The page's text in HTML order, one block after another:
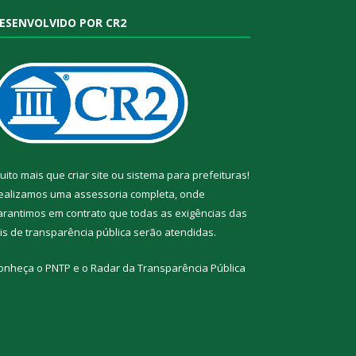
POR CR2
mais que criar site ou sistema para prefeituras!
uma assessoria completa, onde
em contrato que todas as exigências das
de transparência pública serão atendidas.
o PNTP e o Radar da Transparência Pública